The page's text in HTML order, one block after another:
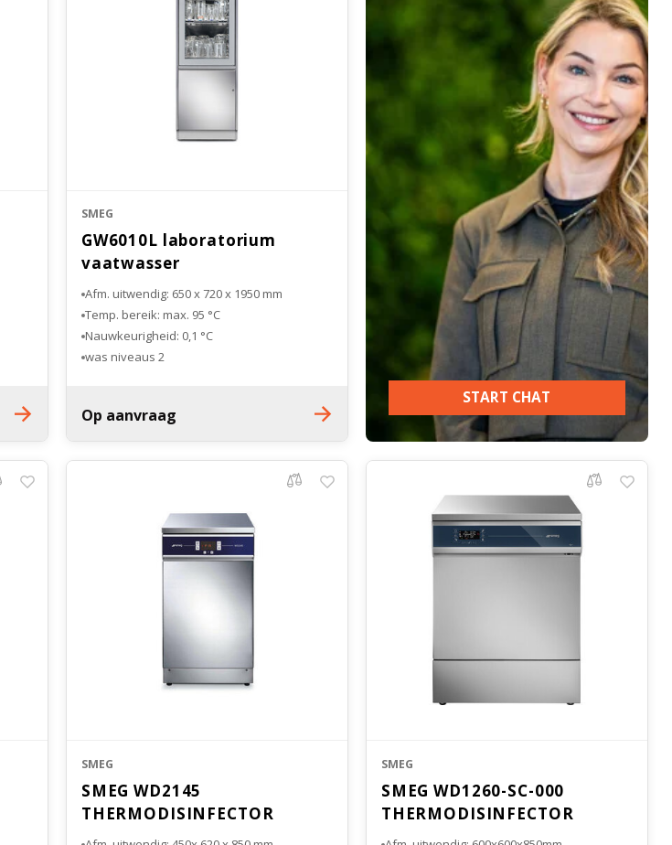
SMEG
GW6010L laboratorium
vaatwasser
Afm. uitwendig: 650 x 720 x 1950 mm
Temp. bereik: max. 95 °C
Nauwkeurigheid: 0,1 °C
2 was niveaus
Op aanvraag
START CHAT
SMEG
SMEG WD2145
THERMODISINFECTOR
SMEG
SMEG WD1260-SC-000
THERMODISINFECTOR